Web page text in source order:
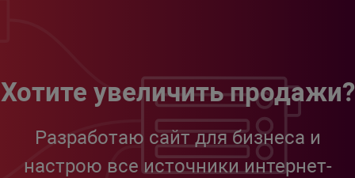
Хотите увеличить продажи?
Разработаю сайт для бизнеса и
настрою все источники интернет-